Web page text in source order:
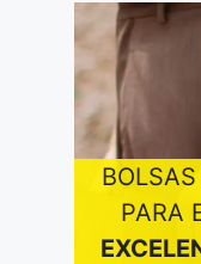
PARA